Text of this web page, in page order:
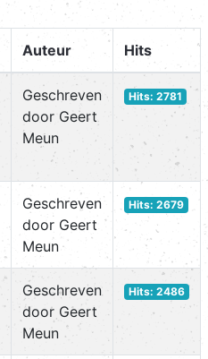
Auteur Hits
Geschreven
door Geert
Meun
Hits: 2781
Geschreven
door Geert
Meun
Hits: 2679
Geschreven
door Geert
Meun
Hits: 2486